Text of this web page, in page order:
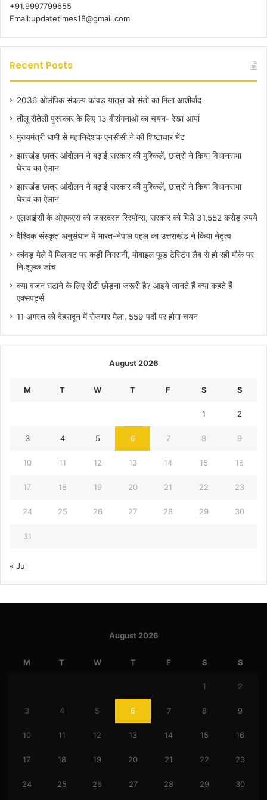
+91.9997799655
Email:updatetimes18@gmail.com
Recent Posts
2036 ओलंपिक संकल्प कांवड़ यात्रा को संतों का मिला आशीर्वाद
तीलू रौतेली पुरस्कार के लिए 13 वीरांगनाओं का चयन- रेखा आर्या
मुख्यमंत्री धामी से महानिदेशक एनसीसी ने की शिष्टाचार भेंट
झारखंड छात्र आंदोलन ने बढ़ाई सरकार की मुश्किलें, छात्रों ने किया विधानसभा
घेराव का ऐलान
झारखंड छात्र आंदोलन ने बढ़ाई सरकार की मुश्किलें, छात्रों ने किया विधानसभा
घेराव का ऐलान
एलआईसी के ओएफएस को जबरदस्त रिस्पॉन्स, सरकार को मिले 31,552 करोड़ रुपये
वैश्विक संस्कृत अनुसंधान में भारत-नेपाल पहल का उत्तराखंड ने किया नेतृत्व
कांवड़ मेले में मिलावट पर कड़ी निगरानी, मोबाइल फूड टेस्टिंग लैब से हो रही मौके पर
निःशुल्क जांच
क्या वजन घटाने के लिए रोटी छोड़ना जरूरी है? आइये जानते हैं क्या कहते हैं
एक्सपर्ट्स
11 अगस्त को देहरादून में रोजगार मेला, 559 पदों पर होगा चयन
August 2026
M T W T F S S
1 2
3 4 5 6 7 8 9
10 11 12 13 14 15 16
17 18 19 20 21 22 23
24 25 26 27 28 29 30
31
« Jul
August 2026
M T W T F S S
1 2
3 4 5 6 7 8 9
10 11 12 13 14 15 16
17 18 19 20 21 22 23
24 25 26 27 28 29 30